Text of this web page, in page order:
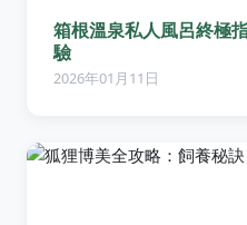
箱根溫泉私人風呂終極
驗
2026年01月11日